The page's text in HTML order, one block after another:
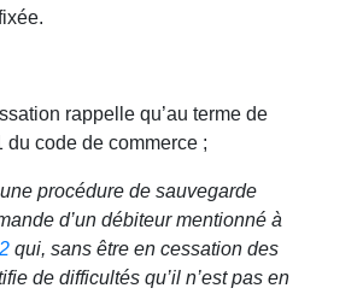
rappelle qu’au terme de
du code de commerce ;
procédure de sauvegarde
d’un débiteur mentionné à
2qui, sans être en cessation des
de difficultés qu’il n’est pas en